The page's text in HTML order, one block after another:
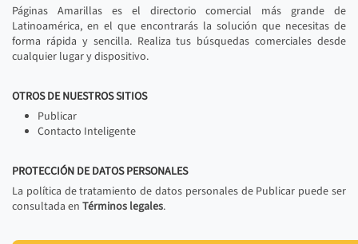
Páginas Amarillas es el directorio comercial más grande de
Latinoamérica, en el que encontrarás la solución que necesitas de
forma rápida y sencilla. Realiza tus búsquedas comerciales desde
cualquier lugar y dispositivo.
OTROS DE NUESTROS SITIOS
Publicar
Contacto Inteligente
PROTECCIÓN DE DATOS PERSONALES
La política de tratamiento de datos personales de Publicar puede ser
consultada en Términos legales.